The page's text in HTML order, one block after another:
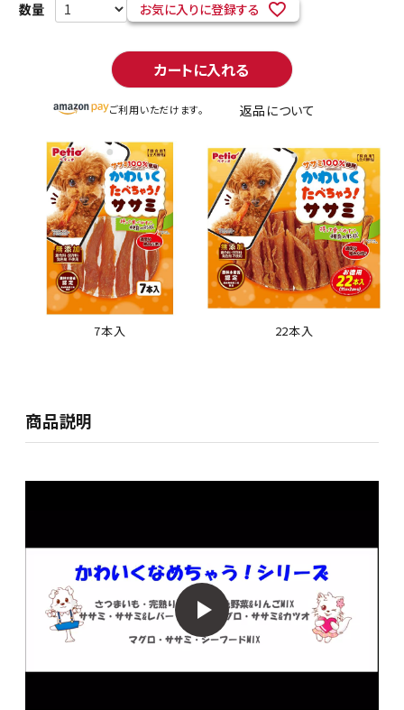
お気に入りに登録する
カートに入れる
ご利用いただけます。 返品について
7本入 22本入
商品説明